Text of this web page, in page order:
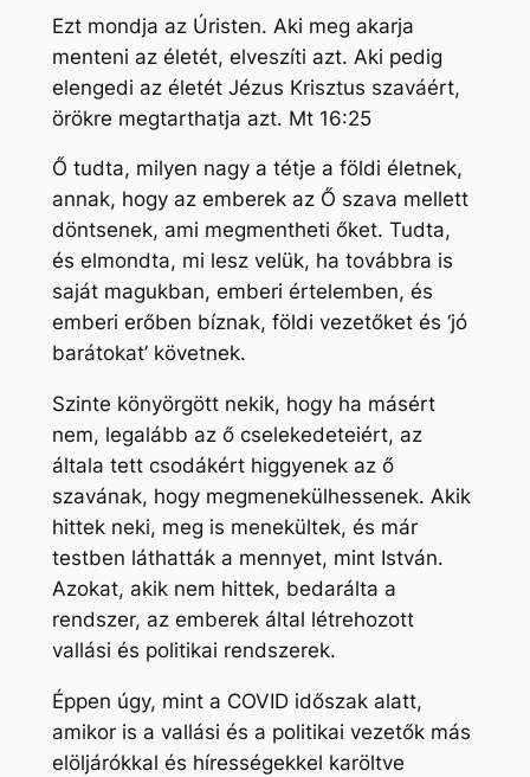
Ezt mondja az Úristen. Aki meg akarja
menteni az életét, elveszíti azt. Aki pedig
elengedi az életét Jézus Krisztus szaváért,
örökre megtarthatja azt. Mt 16:25
Ő tudta, milyen nagy a tétje a földi életnek,
annak, hogy az emberek az Ő szava mellett
döntsenek, ami megmentheti őket. Tudta,
és elmondta, mi lesz velük, ha továbbra is
saját magukban, emberi értelemben, és
emberi erőben bíznak, földi vezetőket és ‘jó
barátokat’ követnek.
Szinte könyörgött nekik, hogy ha másért
nem, legalább az ő cselekedeteiért, az
általa tett csodákért higgyenek az ő
szavának, hogy megmenekülhessenek. Akik
hittek neki, meg is menekültek, és már
testben láthatták a mennyet, mint István.
Azokat, akik nem hittek, bedarálta a
rendszer, az emberek által létrehozott
vallási és politikai rendszerek.
Éppen úgy, mint a COVID időszak alatt,
amikor is a vallási és a politikai vezetők más
elöljárókkal és hírességekkel karöltve